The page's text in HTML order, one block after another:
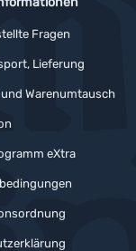
Fragen
Lieferung
Warenumtausch
eXtra